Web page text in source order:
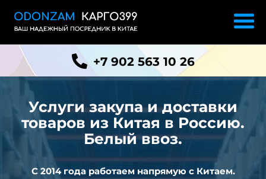
+7 902 563 10 26
Услуги закупа и доставки
товаров из Китая в Россию.
Белый ввоз.
С 2014 года работаем напрямую с Китаем.